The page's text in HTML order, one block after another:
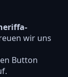
wir uns
Button